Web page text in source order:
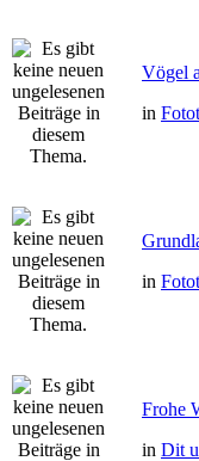
Vögel
in
in
Frohe
in Dit